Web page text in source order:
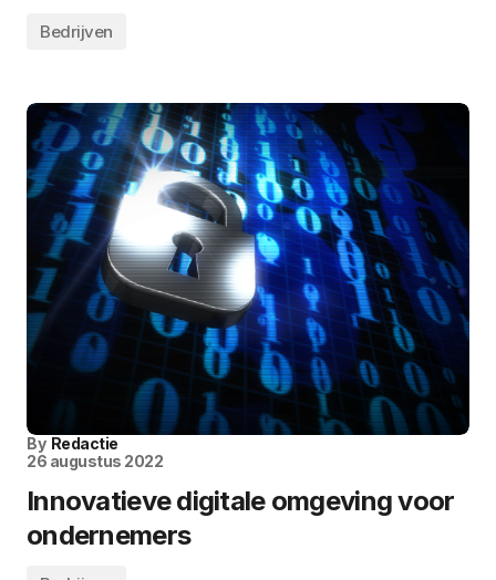
Bedrijven
By Redactie
26 augustus 2022
Innovatieve digitale omgeving voor
ondernemers